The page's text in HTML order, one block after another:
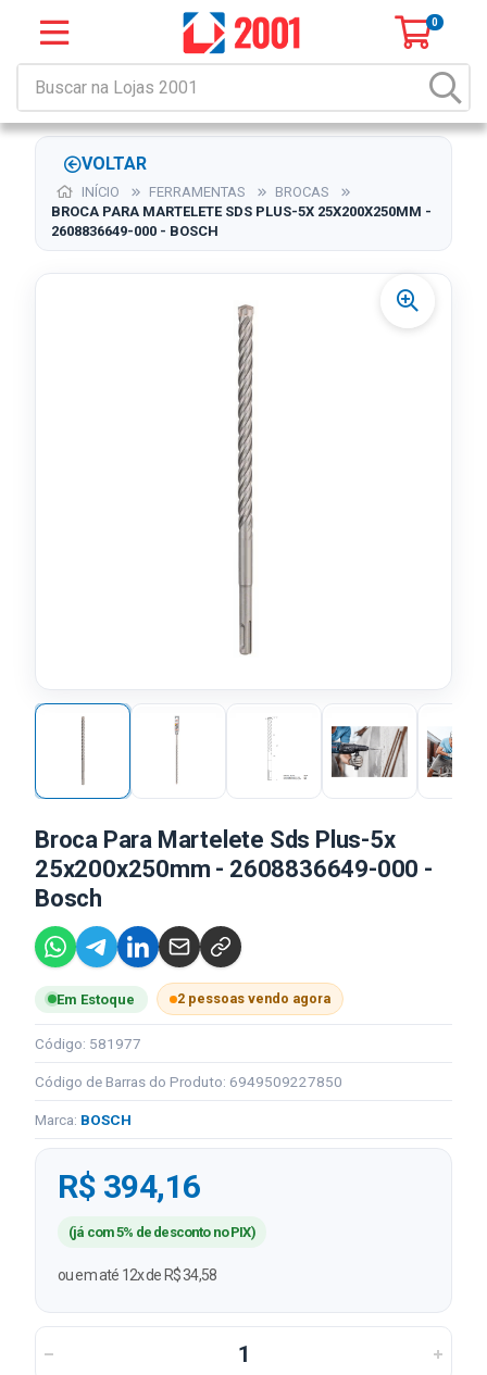
0
VOLTAR
INÍCIO FERRAMENTAS
BROCAS
BROCA PARA MARTELETE SDS PLUS-5X 25X200X250MM -
2608836649-000 - BOSCH
Broca Para Martelete Sds Plus-5x
25x200x250mm - 2608836649-000 -
Bosch
Em Estoque 2 pessoas vendo agora
Código: 581977
Código de Barras do Produto: 6949509227850
Marca: BOSCH
R$ 394,16
(já com 5% de desconto no PIX)
ou em até 12x de R$ 34,58